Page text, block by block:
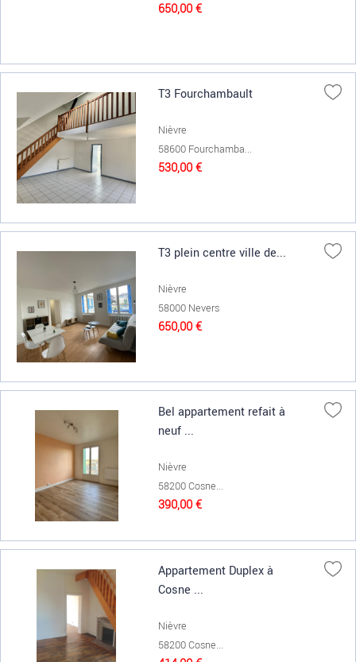
650,00 €
T3 Fourchambault
Nièvre
58600 Fourchamba...
530,00 €
T3 plein centre ville de...
Nièvre
58000 Nevers
650,00 €
Bel appartement refait à
neuf ...
Nièvre
58200 Cosne...
390,00 €
Appartement Duplex à
Cosne ...
Nièvre
58200 Cosne...